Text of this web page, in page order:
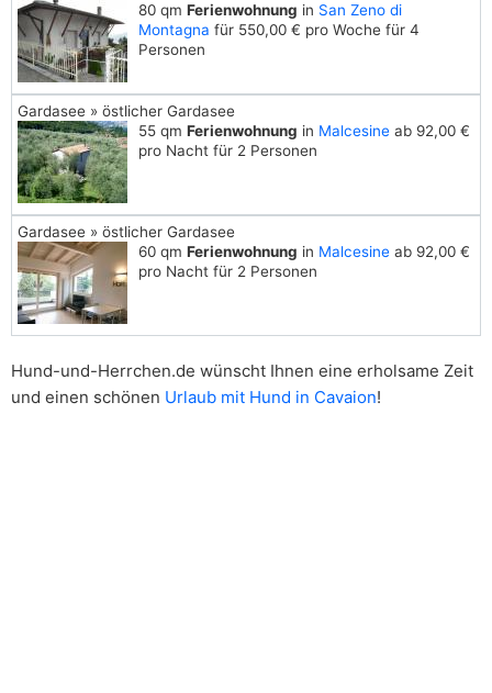
80 qm Ferienwohnung in San Zeno di
Montagna für 550,00 € pro Woche für 4
Personen
Gardasee » östlicher Gardasee
55 qm Ferienwohnung in Malcesine ab 92,00 €
pro Nacht für 2 Personen
Gardasee » östlicher Gardasee
60 qm Ferienwohnung in Malcesine ab 92,00 €
pro Nacht für 2 Personen
Hund-und-Herrchen.de wünscht Ihnen eine erholsame Zeit
und einen schönen Urlaub mit Hund in Cavaion!